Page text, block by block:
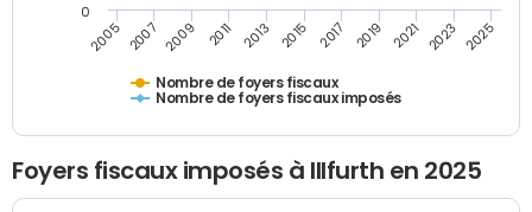
Nombre de foyers fiscaux
Nombre de foyers fiscaux imposés
2005 2007 2009 2011 2013 2015 2017 2019 2021 2023 2025
0
Foyers fiscaux imposés à Illfurth en 2025